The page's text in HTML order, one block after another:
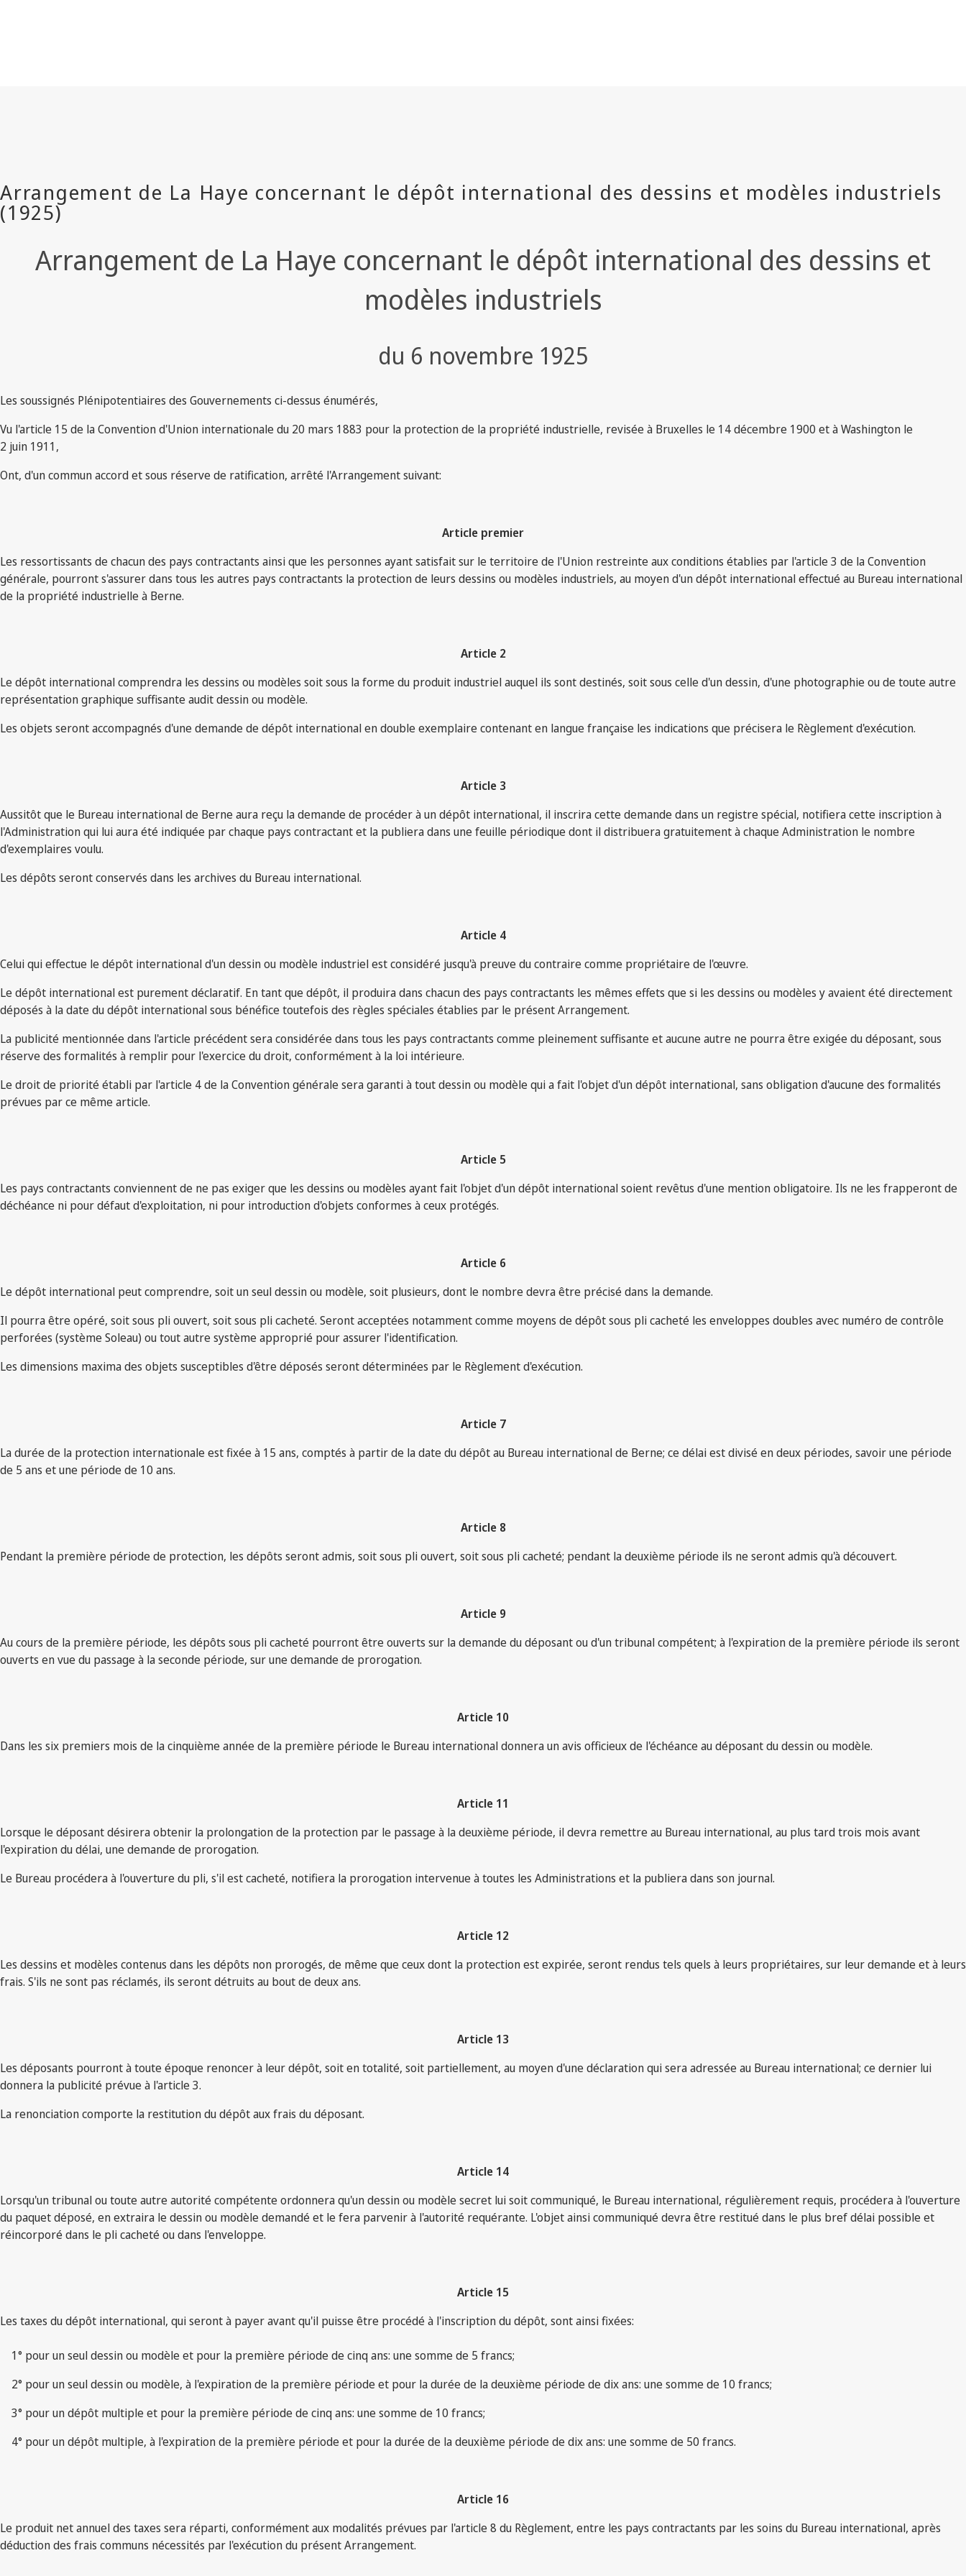
Arrangement de La Haye concernant le dépôt international des dessins et
modèles industriels
du 6 novembre 1925
Les soussignés Plénipotentiaires des Gouvernements ci-dessus énumérés,
Vu l'article 15 de la Convention d'Union internationale du 20 mars 1883 pour la protection de la propriété industrielle, revisée à Bruxelles le 14 décembre 1900 et à Washington le
2 juin 1911,
Ont, d'un commun accord et sous réserve de ratification, arrêté l'Arrangement suivant:
Article premier
Les ressortissants de chacun des pays contractants ainsi que les personnes ayant satisfait sur le territoire de l'Union restreinte aux conditions établies par l'article 3 de la Convention
générale, pourront s'assurer dans tous les autres pays contractants la protection de leurs dessins ou modèles industriels, au moyen d'un dépôt international effectué au Bureau international
de la propriété industrielle à Berne.
Article 2
Le dépôt international comprendra les dessins ou modèles soit sous la forme du produit industriel auquel ils sont destinés, soit sous celle d'un dessin, d'une photographie ou de toute autre
représentation graphique suffisante audit dessin ou modèle.
Les objets seront accompagnés d'une demande de dépôt international en double exemplaire contenant en langue française les indications que précisera le Règlement d'exécution.
Article 3
Aussitôt que le Bureau international de Berne aura reçu la demande de procéder à un dépôt international, il inscrira cette demande dans un registre spécial, notifiera cette inscription à
l'Administration qui lui aura été indiquée par chaque pays contractant et la publiera dans une feuille périodique dont il distribuera gratuitement à chaque Administration le nombre
d'exemplaires voulu.
Les dépôts seront conservés dans les archives du Bureau international.
Article 4
Celui qui effectue le dépôt international d'un dessin ou modèle industriel est considéré jusqu'à preuve du contraire comme propriétaire de l'œuvre.
Le dépôt international est purement déclaratif. En tant que dépôt, il produira dans chacun des pays contractants les mêmes effets que si les dessins ou modèles y avaient été directement
déposés à la date du dépôt international sous bénéfice toutefois des règles spéciales établies par le présent Arrangement.
La publicité mentionnée dans l'article précédent sera considérée dans tous les pays contractants comme pleinement suffisante et aucune autre ne pourra être exigée du déposant, sous
réserve des formalités à remplir pour l'exercice du droit, conformément à la loi intérieure.
Le droit de priorité établi par l'article 4 de la Convention générale sera garanti à tout dessin ou modèle qui a fait l'objet d'un dépôt international, sans obligation d'aucune des formalités
prévues par ce même article.
Article 5
Les pays contractants conviennent de ne pas exiger que les dessins ou modèles ayant fait l'objet d'un dépôt international soient revêtus d'une mention obligatoire. Ils ne les frapperont de
déchéance ni pour défaut d'exploitation, ni pour introduction d'objets conformes à ceux protégés.
Article 6
Le dépôt international peut comprendre, soit un seul dessin ou modèle, soit plusieurs, dont le nombre devra être précisé dans la demande.
Il pourra être opéré, soit sous pli ouvert, soit sous pli cacheté. Seront acceptées notamment comme moyens de dépôt sous pli cacheté les enveloppes doubles avec numéro de contrôle
perforées (système Soleau) ou tout autre système approprié pour assurer l'identification.
Les dimensions maxima des objets susceptibles d'être déposés seront déterminées par le Règlement d'exécution.
Article 7
La durée de la protection internationale est fixée à 15 ans, comptés à partir de la date du dépôt au Bureau international de Berne; ce délai est divisé en deux périodes, savoir une période
de 5 ans et une période de 10 ans.
Article 8
Pendant la première période de protection, les dépôts seront admis, soit sous pli ouvert, soit sous pli cacheté; pendant la deuxième période ils ne seront admis qu'à découvert.
Article 9
Au cours de la première période, les dépôts sous pli cacheté pourront être ouverts sur la demande du déposant ou d'un tribunal compétent; à l'expiration de la première période ils seront
ouverts en vue du passage à la seconde période, sur une demande de prorogation.
Article 10
Dans les six premiers mois de la cinquième année de la première période le Bureau international donnera un avis officieux de l'échéance au déposant du dessin ou modèle.
Article 11
Lorsque le déposant désirera obtenir la prolongation de la protection par le passage à la deuxième période, il devra remettre au Bureau international, au plus tard trois mois avant
l'expiration du délai, une demande de prorogation.
Le Bureau procédera à l'ouverture du pli, s'il est cacheté, notifiera la prorogation intervenue à toutes les Administrations et la publiera dans son journal.
Article 12
Les dessins et modèles contenus dans les dépôts non prorogés, de même que ceux dont la protection est expirée, seront rendus tels quels à leurs propriétaires, sur leur demande et à leurs
frais. S'ils ne sont pas réclamés, ils seront détruits au bout de deux ans.
Article 13
Les déposants pourront à toute époque renoncer à leur dépôt, soit en totalité, soit partiellement, au moyen d'une déclaration qui sera adressée au Bureau international; ce dernier lui
donnera la publicité prévue à l'article 3.
La renonciation comporte la restitution du dépôt aux frais du déposant.
Article 14
Lorsqu'un tribunal ou toute autre autorité compétente ordonnera qu'un dessin ou modèle secret lui soit communiqué, le Bureau international, régulièrement requis, procédera à l'ouverture
du paquet déposé, en extraira le dessin ou modèle demandé et le fera parvenir à l'autorité requérante. L'objet ainsi communiqué devra être restitué dans le plus bref délai possible et
réincorporé dans le pli cacheté ou dans l'enveloppe.
Article 15
Les taxes du dépôt international, qui seront à payer avant qu'il puisse être procédé à l'inscription du dépôt, sont ainsi fixées:
1° pour un seul dessin ou modèle et pour la première période de cinq ans: une somme de 5 francs;
2° pour un seul dessin ou modèle, à l'expiration de la première période et pour la durée de la deuxième période de dix ans: une somme de 10 francs;
3° pour un dépôt multiple et pour la première période de cinq ans: une somme de 10 francs;
4° pour un dépôt multiple, à l'expiration de la première période et pour la durée de la deuxième période de dix ans: une somme de 50 francs.
Article 16
Le produit net annuel des taxes sera réparti, conformément aux modalités prévues par l'article 8 du Règlement, entre les pays contractants par les soins du Bureau international, après
déduction des frais communs nécessités par l'exécution du présent Arrangement.